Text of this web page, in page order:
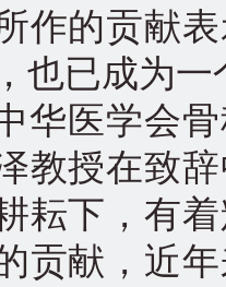
作的贡献
也已成为
医学会骨
教授在致
耘下，有
贡献，近